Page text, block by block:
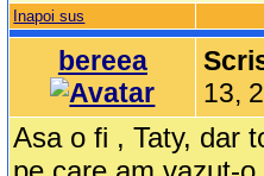
Inapoi sus
bereea
13,
Asa o fi , Taty, dar